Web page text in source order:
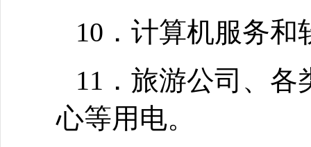
10．计算机服务和
11．旅游公司、
心等用电。